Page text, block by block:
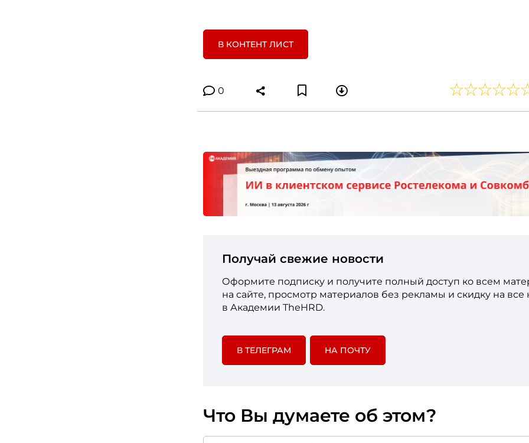
В КОНТЕНТ ЛИСТ
0
Получай свежие новости
Оформите подписку и получите полный доступ ко всем
на сайте, просмотр материалов без рекламы и скидку на все
в Академии TheHRD.
В ТЕЛЕГРАМ НА ПОЧТУ
Что Вы думаете об этом?